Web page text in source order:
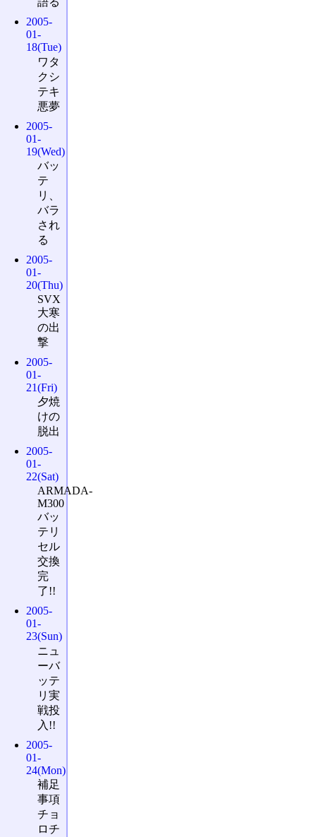
2005-
01-
18(Tue)
ワタ
クシ
テキ
悪夢
2005-
01-
19(Wed)
バッ
テ
リ、
バラ
され
る
2005-
01-
20(Thu)
SVX
大寒
の出
撃
2005-
01-
21(Fri)
夕焼
けの
脱出
2005-
01-
22(Sat)
ARMADA-
M300
バッ
テリ
セル
交換
完
了!!
2005-
01-
23(Sun)
ニュ
ーバ
ッテ
リ実
戦投
入!!
2005-
01-
24(Mon)
補足
事項
チョ
ロチ